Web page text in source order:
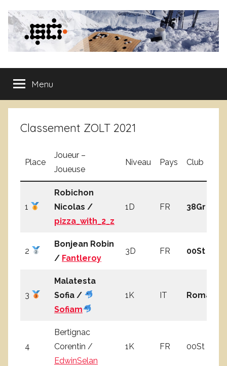
contenu
Club
de
Go
Grenoble
Menu
Classement ZOLT 2021
Place
Joueur –
Joueuse
Niveau Pays Club
1
Robichon
Nicolas /
pizza_with_2_z
1D FR 38Gr
2
Bonjean Robin
/ Fantleroy
3D FR 00St
3
Malatesta
Sofia /
Sofiam
1K IT Roma
4
Bertignac
Corentin /
EdwinSelan
1K FR 00St